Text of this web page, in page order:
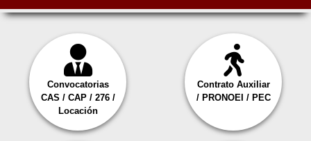
Convocatorias
CAS / CAP / 276 /
Locación
Contrato Auxiliar
/ PRONOEI / PEC